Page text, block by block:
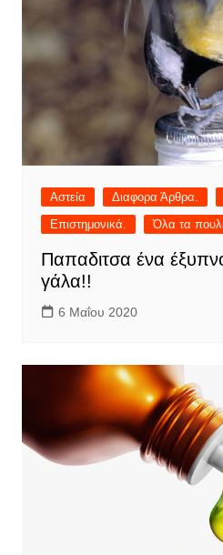
Αστεία Διαφορα Άρθρα.
Επιστημονικά.
Όλα τα
Παπαδιτσα ένα
γάλα!!
6 Μαΐου 2020